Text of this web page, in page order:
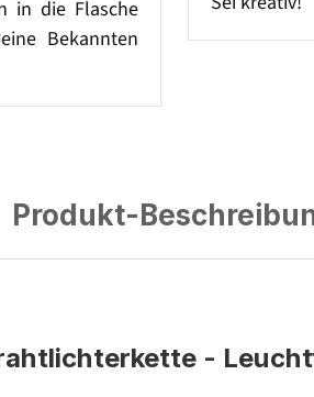
in die Flasche
Bekannten
Produkt-
-